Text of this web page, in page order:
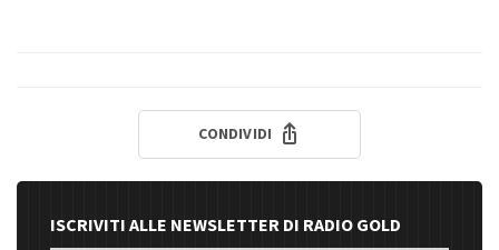
CONDIVIDI
ISCRIVITI ALLE NEWSLETTER DI RADIO GOLD